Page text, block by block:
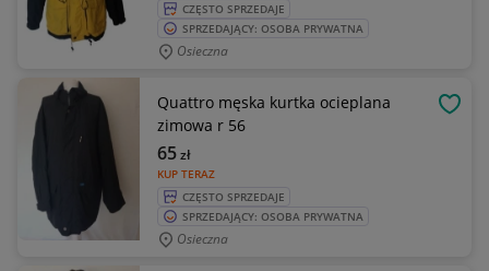
CZĘSTO SPRZEDAJE
SPRZEDAJĄCY: OSOBA PRYWATNA
Osieczna
Quattro męska kurtka ocieplana
zimowa r 56
KUP TERAZ
65zł
CZĘSTO SPRZEDAJE
SPRZEDAJĄCY: OSOBA PRYWATNA
Osieczna